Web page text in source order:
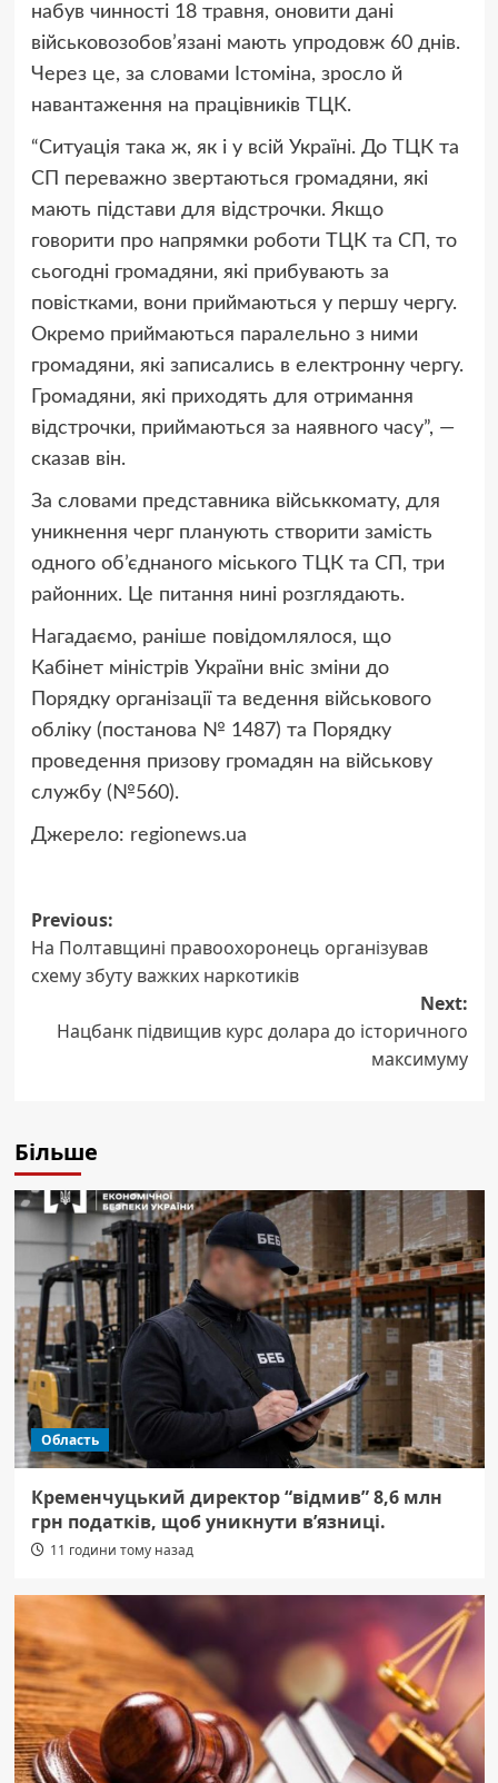
набув чинності 18 травня, оновити дані
військовозобов’язані мають упродовж 60 днів.
Через це, за словами Істоміна, зросло й
навантаження на працівників ТЦК.
“Ситуація така ж, як і у всій Україні. До ТЦК та
СП переважно звертаються громадяни, які
мають підстави для відстрочки. Якщо
говорити про напрямки роботи ТЦК та СП, то
сьогодні громадяни, які прибувають за
повістками, вони приймаються у першу чергу.
Окремо приймаються паралельно з ними
громадяни, які записались в електронну чергу.
Громадяни, які приходять для отримання
відстрочки, приймаються за наявного часу”, —
сказав він.
За словами представника військкомату, для
уникнення черг планують створити замість
одного об’єднаного міського ТЦК та СП, три
районних. Це питання нині розглядають.
Нагадаємо, раніше повідомлялося, що
Кабінет міністрів України вніс зміни до
Порядку організації та ведення військового
обліку (постанова № 1487) та Порядку
проведення призову громадян на військову
службу (№560).
Джерело: regionews.ua
Post
navigation
Previous:
На Полтавщині правоохоронець організував
схему збуту важких наркотиків
Next:
Нацбанк підвищив курс долара до історичного
максимуму
Більше
Область
Кременчуцький директор “відмив” 8,6 млн
грн податків, щоб уникнути в’язниці.
11 години тому назад